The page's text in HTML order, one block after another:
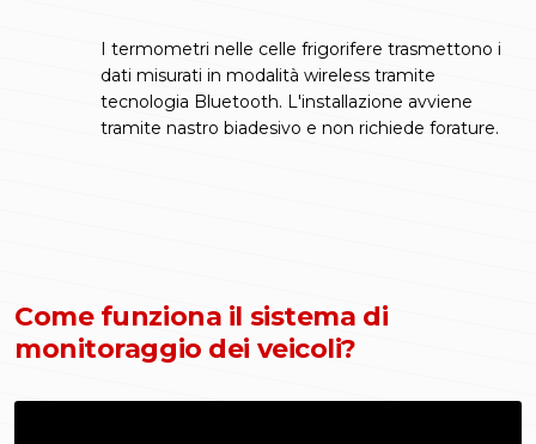
I termometri nelle celle frigorifere trasmettono i
dati misurati in modalità wireless tramite
tecnologia Bluetooth. L'installazione avviene
tramite nastro biadesivo e non richiede forature.
Come funziona il sistema di
monitoraggio dei veicoli?